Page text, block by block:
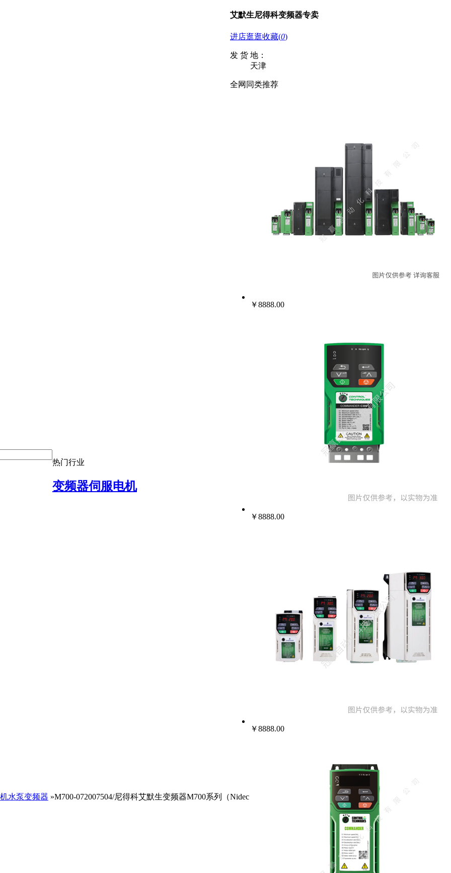
022-25229668
热门行业
变频器伺服电机
水泵变频器 »M700-072007504/尼得科艾默生变频器M700系列（Nidec）
艾默生尼得科变频器专卖
进店逛逛收藏(0)
发 货 地：
天津
全网同类推荐
￥8888.00
￥8888.00
￥8888.00